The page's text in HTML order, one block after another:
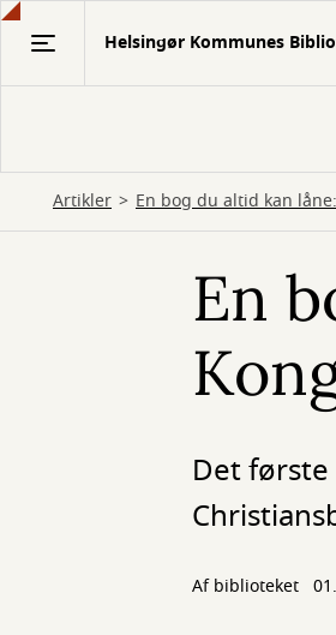
Gå
Helsingør Kommunes
Artikler En bog du altid kan
En
Det
Af biblioteket